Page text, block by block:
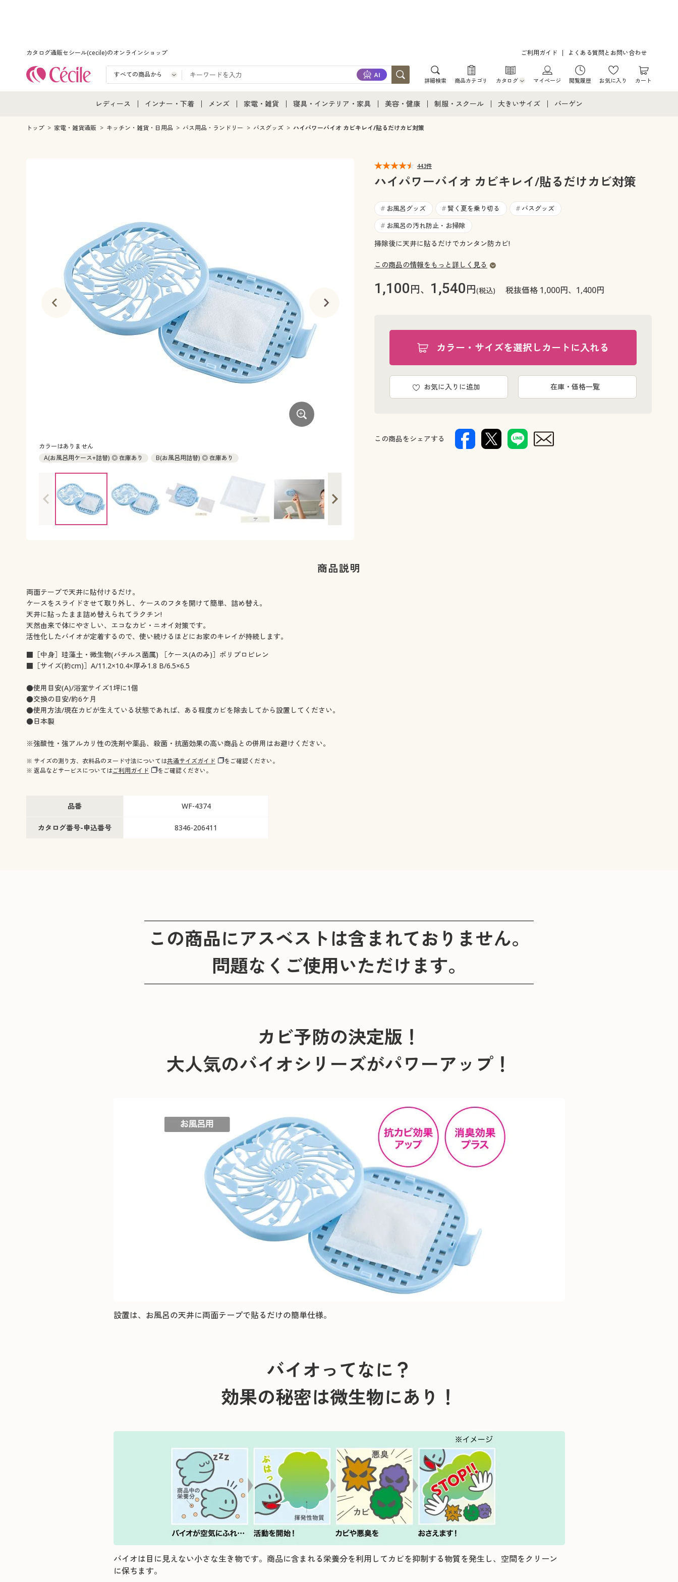
カタログ通販セシール(cecile)のオンラインショップ ご利用ガイド よくある質問とお問い合わせ
詳細検索 商品カテゴリ カタログ
カタログ・チラシからのご注文
マイページ 閲覧履歴 お気に入り カート
レディース
レディース通販すべて
インナー・下着
インナー・下着通販すべて
メンズ
メンズ通販すべて
家電・雑貨
家電・雑貨すべて
寝具・インテリア・家具
寝具・インテリア・家具通販すべて
カーテン・ラグ・ファブリック
美容・健康
美容・健康通販すべて
制服・スクール
ジュニア・ティーンズ下着
大きいサイズ
大きいサイズ レディース下着
大きいサイズ メンズ
バーゲン
トップ 家電・雑貨通販 キッチン・雑貨・日用品 バス用品・ランドリー バスグッズ ハイパワーバイオ カビキレイ/貼るだけカビ対策
カラーはありません
A(お風呂用ケース+詰替) ◎ 在庫あり
B(お風呂用詰替) ◎ 在庫あり
443件
ハイパワーバイオ カビキレイ/貼るだけカビ対策
# お風呂グッズ # 賢く夏を乗り切る # バスグッズ
# お風呂の汚れ防止・お掃除
掃除後に天井に貼るだけでカンタン防カビ!
この商品の情報をもっと詳しく見る
1,100円、 1,540円(税込) 税抜価格 1,000円、1,400円
カラー・サイズを選択しカートに入れる
お気に入りに追加 在庫・価格一覧
この商品をシェアする
商品説明
両面テープで天井に貼付けるだけ。
ケースをスライドさせて取り外し、ケースのフタを開けて簡単、詰め替え。
天井に貼ったまま詰め替えられてラクチン!
天然由来で体にやさしい、エコなカビ・ニオイ対策です。
活性化したバイオが定着するので、使い続けるほどにお家のキレイが持続します。
■［中身］珪藻土・微生物(バチルス菌属) ［ケース(Aのみ)］ポリプロピレン
■［サイズ(約cm)］A/11.2×10.4×厚み1.8 B/6.5×6.5
●使用目安(A)/浴室サイズ1坪に1個
●交換の目安/約6ケ月
●使用方法/現在カビが生えている状態であれば、ある程度カビを除去してから設置してください。
●日本製
※強酸性・強アルカリ性の洗剤や薬品、殺菌・抗菌効果の高い商品との併用はお避けください。
※ サイズの測り方、衣料品のヌード寸法については共通サイズガイド
をご確認ください。
※ 返品などサービスについてはご利用ガイド をご確認ください。
品番 WF-4374
カタログ番号-申込番号 8346-206411
この商品にアスベストは含まれておりません。
問題なくご使用いただけます。
カビ予防の決定版！
大人気のバイオシリーズがパワーアップ！
設置は、お風呂の天井に両面テープで貼るだけの簡単仕様。
バイオってなに？
効果の秘密は微生物にあり！
バイオは目に見えない小さな生き物です。商品に含まれる栄養分を利用してカビを抑制する物質を発生し、空間をクリーン
に保ちます。